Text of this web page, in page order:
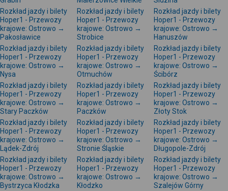
Rozkład jazdy i bilety
Hoper1 - Przewozy
krajowe: Ostrowo →
Pakosławice
Rozkład jazdy i bilety
Hoper1 - Przewozy
krajowe: Ostrowo →
Strobice
Rozkład jazdy i bilety
Hoper1 - Przewozy
krajowe: Ostrowo →
Hanuszów
Rozkład jazdy i bilety
Hoper1 - Przewozy
krajowe: Ostrowo →
Nysa
Rozkład jazdy i bilety
Hoper1 - Przewozy
krajowe: Ostrowo →
Otmuchów
Rozkład jazdy i bilety
Hoper1 - Przewozy
krajowe: Ostrowo →
Ścibórz
Rozkład jazdy i bilety
Hoper1 - Przewozy
krajowe: Ostrowo →
Stary Paczków
Rozkład jazdy i bilety
Hoper1 - Przewozy
krajowe: Ostrowo →
Paczków
Rozkład jazdy i bilety
Hoper1 - Przewozy
krajowe: Ostrowo →
Złoty Stok
Rozkład jazdy i bilety
Hoper1 - Przewozy
krajowe: Ostrowo →
Lądek-Zdrój
Rozkład jazdy i bilety
Hoper1 - Przewozy
krajowe: Ostrowo →
Stronie Śląskie
Rozkład jazdy i bilety
Hoper1 - Przewozy
krajowe: Ostrowo →
Długopole-Zdrój
Rozkład jazdy i bilety
Hoper1 - Przewozy
krajowe: Ostrowo →
Bystrzyca Kłodzka
Rozkład jazdy i bilety
Hoper1 - Przewozy
krajowe: Ostrowo →
Kłodzko
Rozkład jazdy i bilety
Hoper1 - Przewozy
krajowe: Ostrowo →
Szalejów Górny